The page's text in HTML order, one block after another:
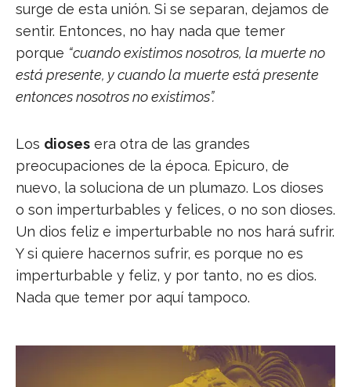
surge de esta unión. Si se separan, dejamos de
sentir. Entonces, no hay nada que temer
porque “cuando existimos nosotros, la muerte no
está presente, y cuando la muerte está presente
entonces nosotros no existimos”.
Los dioses era otra de las grandes
preocupaciones de la época. Epicuro, de
nuevo, la soluciona de un plumazo. Los dioses
o son imperturbables y felices, o no son dioses.
Un dios feliz e imperturbable no nos hará sufrir.
Y si quiere hacernos sufrir, es porque no es
imperturbable y feliz, y por tanto, no es dios.
Nada que temer por aquí tampoco.